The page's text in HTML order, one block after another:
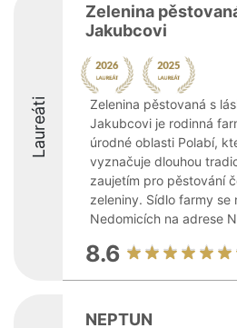
Laureáti
Zelenina
Jakubcovi
Zelenina pěstovaná s
Jakubcovi je rodinná
úrodné oblasti Polabí,
vyznačuje dlouhou
zaujetím pro pěstování
zeleniny. Sídlo farmy se
Nedomicích na adrese
8.6
NEPTUN